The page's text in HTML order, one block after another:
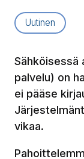
Artikkelityyppi:
Uutinen
Sähköisessä
palvelu) on
ei pääse
vikaa.